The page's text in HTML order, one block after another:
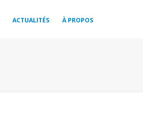
ACTUALITÉS À PROPOS